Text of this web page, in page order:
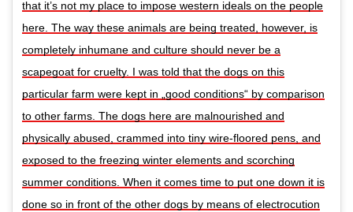
that it’s not my place to impose western ideals on the people
here. The way these animals are being treated, however, is
completely inhumane and culture should never be a
scapegoat for cruelty. I was told that the dogs on this
particular farm were kept in „good conditions“ by comparison
to other farms. The dogs here are malnourished and
physically abused, crammed into tiny wire-floored pens, and
exposed to the freezing winter elements and scorching
summer conditions. When it comes time to put one down it is
done so in front of the other dogs by means of electrocution